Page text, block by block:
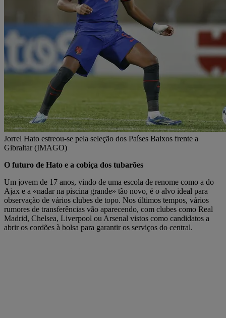
Jorrel Hato estreou-se pela seleção dos Países Baixos frente a
Gibraltar (IMAGO)
O futuro de Hato e a cobiça dos tubarões
Um jovem de 17 anos, vindo de uma escola de renome como a do
Ajax e a «nadar na piscina grande» tão novo, é o alvo ideal para
observação de vários clubes de topo. Nos últimos tempos, vários
rumores de transferências vão aparecendo, com clubes como Real
Madrid, Chelsea, Liverpool ou Arsenal vistos como candidatos a
abrir os cordões à bolsa para garantir os serviços do central.